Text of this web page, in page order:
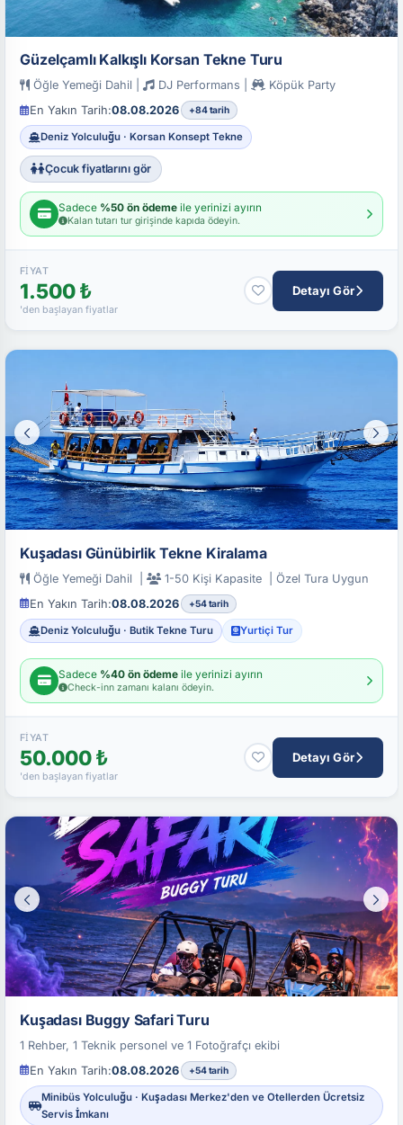
Güzelçamlı Kalkışlı Korsan Tekne Turu
Öğle Yemeği Dahil | DJ Performans |
Köpük Party
En Yakın Tarih:08.08.2026 +84 tarih
Deniz Yolculuğu · Korsan Konsept Tekne
Çocuk fiyatlarını gör
Sadece %50 ön ödeme ile yerinizi ayırın
Kalan tutarı tur girişinde kapıda ödeyin.
FIYAT
1.500 ₺
'den başlayan fiyatlar
Detayı Gör
Kuşadası Günübirlik Tekne Kiralama
Öğle Yemeği Dahil |
1-50 Kişi Kapasite | Özel Tura Uygun
En Yakın Tarih:08.08.2026 +54 tarih
Deniz Yolculuğu · Butik Tekne Turu Yurtiçi Tur
Sadece %40 ön ödeme ile yerinizi ayırın
Check-inn zamanı kalanı ödeyin.
FIYAT
50.000 ₺
'den başlayan fiyatlar
Detayı Gör
Kuşadası Buggy Safari Turu
1 Rehber, 1 Teknik personel ve 1 Fotoğrafçı ekibi
En Yakın Tarih:08.08.2026 +54 tarih
Minibüs Yolculuğu · Kuşadası Merkez'den ve Otellerden Ücretsiz
Servis İmkanı